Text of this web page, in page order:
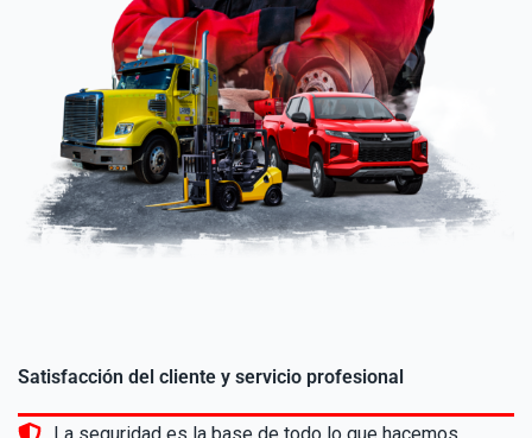
Satisfacción del cliente y servicio profesional
La seguridad es la base de todo lo que hacemos